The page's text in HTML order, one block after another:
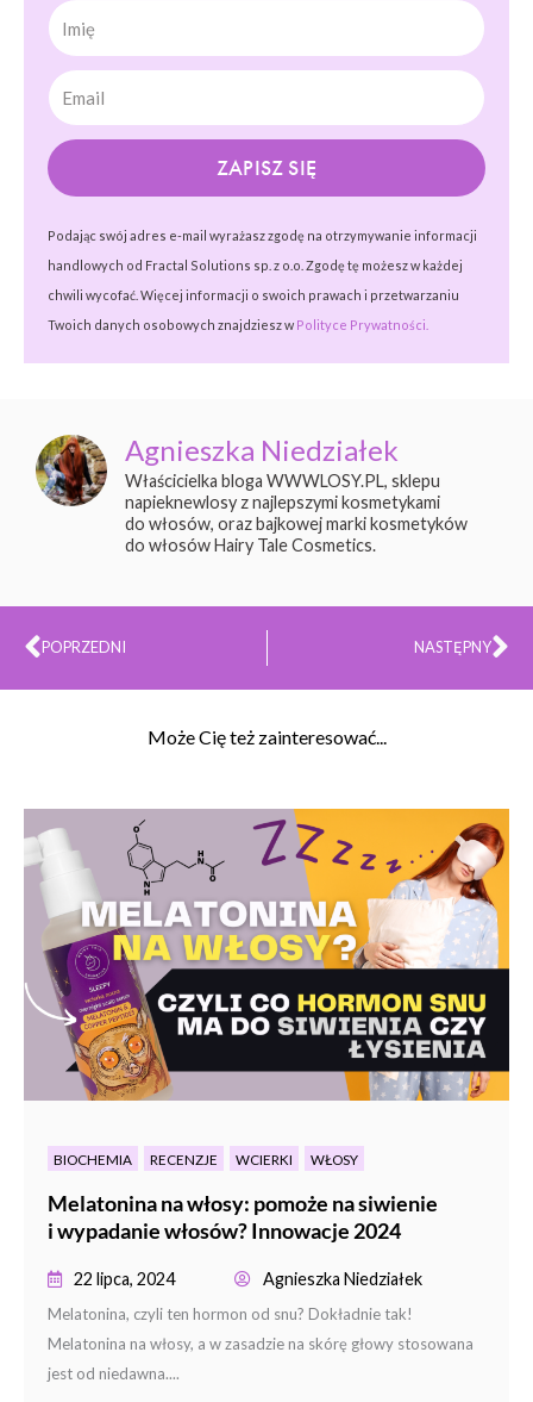
Imię
ZAPISZ SIĘ
Podając swój adres e-mail wyrażasz zgodę na otrzymywanie informacji
handlowych od Fractal Solutions sp. z o.o. Zgodę tę możesz w każdej
chwili wycofać. Więcej informacji o swoich prawach i przetwarzaniu
Twoich danych osobowych znajdziesz w Polityce Prywatności.
Agnieszka Niedziałek
Właścicielka bloga WWWLOSY.PL, sklepu
napieknewlosy z najlepszymi kosmetykami
do włosów, oraz bajkowej marki kosmetyków
do włosów Hairy Tale Cosmetics.
Prev
POPRZEDNI NASTĘPNY
Może Cię też zainteresować...
BIOCHEMIA RECENZJE WCIERKI WŁOSY
Melatonina na włosy: pomoże na siwienie
i wypadanie włosów? Innowacje 2024
22 lipca, 2024 Agnieszka Niedziałek
Melatonina, czyli ten hormon od snu? Dokładnie tak!
Melatonina na włosy, a w zasadzie na skórę głowy stosowana
jest od niedawna....